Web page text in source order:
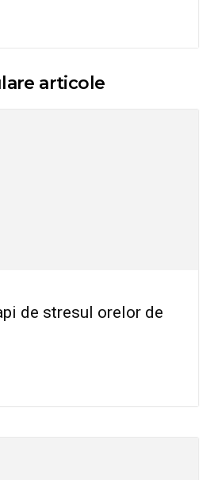
articole
de stresul orelor de